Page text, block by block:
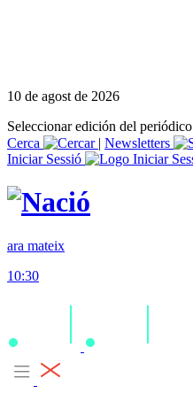
10 de agost de 2026
Seleccionar edición del periódico
Cerca
| Newsletters
Iniciar Sessió
ara mateix
10:30